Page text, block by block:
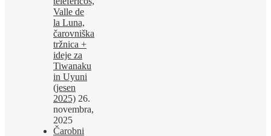
Valle de
la Luna,
čarovniška
tržnica +
ideje za
Tiwanaku
in Uyuni
(jesen
2025) 26.
novembra,
2025
Čarobni